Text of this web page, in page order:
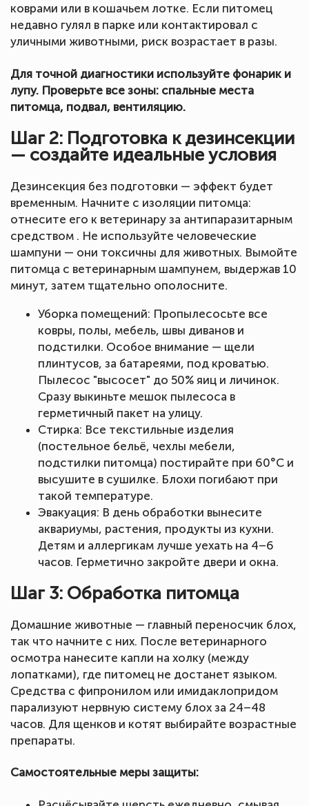
коврами или в кошачьем лотке. Если питомец
недавно гулял в парке или контактировал с
уличными животными, риск возрастает в разы.
Для точной диагностики используйте фонарик и
лупу. Проверьте все зоны: спальные места
питомца, подвал, вентиляцию.
Шаг 2: Подготовка к дезинсекции
— создайте идеальные условия
Дезинсекция без подготовки — эффект будет
временным. Начните с изоляции питомца:
отнесите его к ветеринару за антипаразитарным
средством . Не используйте человеческие
шампуни — они токсичны для животных. Вымойте
питомца с ветеринарным шампунем, выдержав 10
минут, затем тщательно ополосните.
Уборка помещений: Пропылесосьте все
ковры, полы, мебель, швы диванов и
подстилки. Особое внимание — щели
плинтусов, за батареями, под кроватью.
Пылесос "высосет" до 50% яиц и личинок.
Сразу выкиньте мешок пылесоса в
герметичный пакет на улицу.
Стирка: Все текстильные изделия
(постельное бельё, чехлы мебели,
подстилки питомца) постирайте при 60°C и
высушите в сушилке. Блохи погибают при
такой температуре.
Эвакуация: В день обработки вынесите
аквариумы, растения, продукты из кухни.
Детям и аллергикам лучше уехать на 4–6
часов. Герметично закройте двери и окна.
Шаг 3: Обработка питомца
Домашние животные — главный переносчик блох,
так что начните с них. После ветеринарного
осмотра нанесите капли на холку (между
лопатками), где питомец не достанет языком.
Средства с фипронилом или имидаклопридом
парализуют нервную систему блох за 24–48
часов. Для щенков и котят выбирайте возрастные
препараты.
Самостоятельные меры защиты: